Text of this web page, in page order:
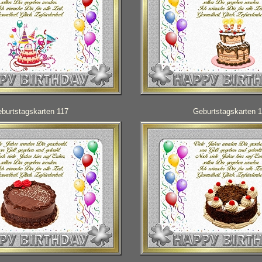
117 Geburtstagskarten